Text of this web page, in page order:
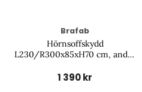
Brafab
Hörnsoffskydd
L230/R300x85xH70 cm, andas
1 390 kr